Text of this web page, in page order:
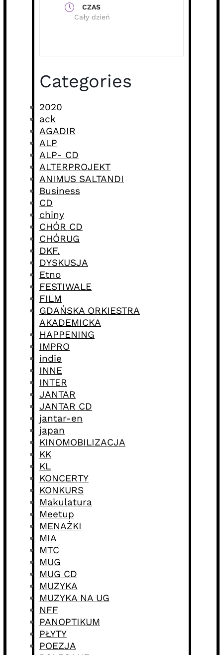
CZAS
Cały dzień
Categories
2020
ack
AGADIR
ALP
ALP- CD
ALTERPROJEKT
ANIMUS SALTANDI
Business
CD
chiny
CHÓR CD
CHÓRUG
DKF.
DYSKUSJA
Etno
FESTIWALE
FILM
GDAŃSKA ORKIESTRA
AKADEMICKA
HAPPENING
IMPRO
indie
INNE
INTER
JANTAR
JANTAR CD
jantar-en
japan
KINOMOBILIZACJA
KK
KL
KONCERTY
KONKURS
Makulatura
Meetup
MENAŻKI
MIA
MTC
MUG
MUG CD
MUZYKA
MUZYKA NA UG
NFF
PANOPTIKUM
PŁYTY
POEZJA